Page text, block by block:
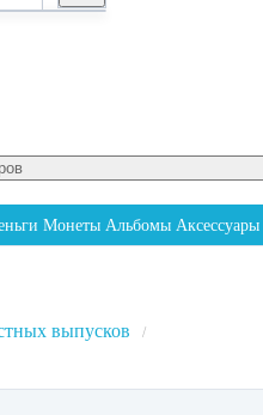
Монеты Альбомы Аксессуары
выпусков /